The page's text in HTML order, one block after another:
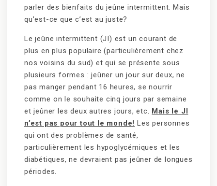
parler des bienfaits du jeûne intermittent. Mais
qu’est-ce que c’est au juste?
Le jeûne intermittent (JI) est un courant de
plus en plus populaire (particulièrement chez
nos voisins du sud) et qui se présente sous
plusieurs formes : jeûner un jour sur deux, ne
pas manger pendant 16 heures, se nourrir
comme on le souhaite cinq jours par semaine
et jeûner les deux autres jours, etc. Mais le JI
n’est pas pour tout le monde! Les personnes
qui ont des problèmes de santé,
particulièrement les hypoglycémiques et les
diabétiques, ne devraient pas jeûner de longues
périodes.